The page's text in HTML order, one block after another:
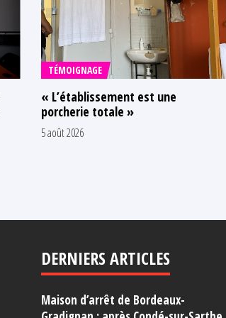
TÉMOIGNAGE
« L’établissement est une
porcherie totale »
5 août 2026
DERNIERS ARTICLES
Maison d’arrêt de Bordeaux-